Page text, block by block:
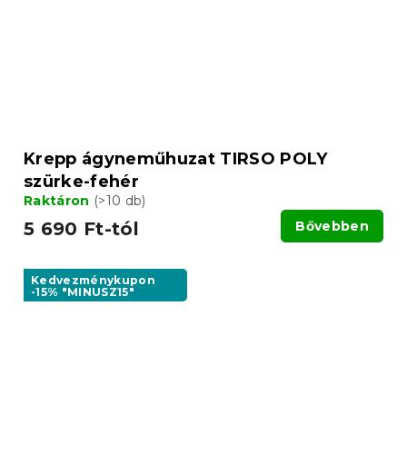
Krepp ágyneműhuzat TIRSO POLY
szürke-fehér
Raktáron (>10 db)
5 690 Ft-tól Bővebben
Kedvezménykupon
-15% "MINUSZ15"